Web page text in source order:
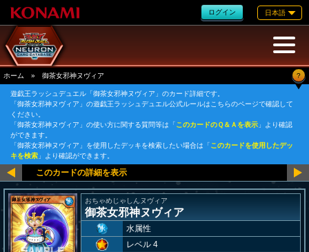
ログイン 日本語
ホーム » 御茶女邪神ヌヴィア ?
遊戯王ラッシュデュエル「御茶女邪神ヌヴィア」のカード詳細です。
「御茶女邪神ヌヴィア」の遊戯王ラッシュデュエル公式ルールはこちらのページで確認して
ください。
「御茶女邪神ヌヴィア」の使い方に関する質問等は「このカードのＱ＆Ａを表示 」より確認
ができます。
「御茶女邪神ヌヴィア」を使用したデッキを検索したい場合は「このカードを使用したデッ
キを検索 」より確認ができます。
おちゃめじゃしんヌヴィア
御茶女邪神ヌヴィア
水属性
レベル 4